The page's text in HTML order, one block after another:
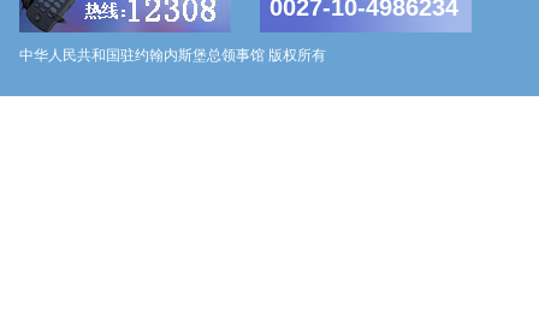
0027-10-4986234
中华人民共和国驻约翰内斯堡总领事馆 版权所有